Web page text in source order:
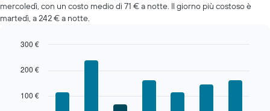
mercoledì, con un costo medio di 71 € a notte. Il giorno più costoso è
martedì, a 242 € a notte.
chart
bars.
graphic.
100 €
200 €
300 €